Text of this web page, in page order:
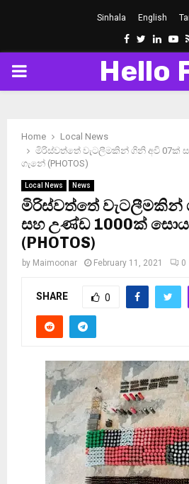
Sinhala English
Facebook
Twitter
PRIMARY
Hello
Home
Local News
මිරිස්වත්තේ වැටලීමකින් ගිනි අවි 07ක්
ගැනේ (PHOTOS)
Local News News
මිරිස්වත්තේ වැටලීමකින්
සහ උණ්ඩ 1000ක්
(PHOTOS)
by Maimoonar February 11, 2021 0
SHARE 0